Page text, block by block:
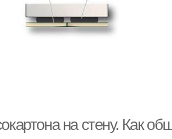
на стену. Как